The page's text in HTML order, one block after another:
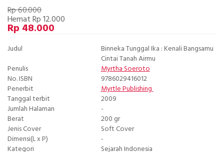
Rp 60.000
Hemat Rp 12.000
Rp 48.000
Judul
Binneka Tunggal Ika : Kenali Bangsamu
Cintai Tanah Airmu
Penulis
Myrtha Soeroto
No. ISBN
9786029416012
Penerbit
Myrtle Publishing
Tanggal terbit
2009
Jumlah Halaman
-
Berat
200 gr
Jenis Cover
Soft Cover
Dimensi(L x P)
-
Kategori
Sejarah Indonesia